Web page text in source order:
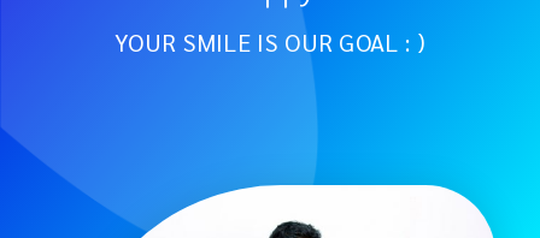
YOUR SMILE IS OUR GOAL : )